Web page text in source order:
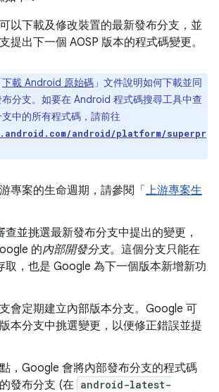
以下載及修改裝置的最新發布分支，並
提出下一個 AOSP 版本的程式碼變更。
下載 Android 原始碼 」文件說明如何下載並同
分支。如要在 Android 程式碼搜尋工具中查
中的所有程式碼，請前往
android/platform/superpr
專案的生命週期，請參閱「上游專案生
查並挑選最新發布分支中提出的變更，
的內部開發分支。這個分支只能在
取，也是 Google 為下一個版本新增新功
會定期建立內部版本分支。Google 可
本分支中挑選變更，以便修正錯誤並提
，Google 會將內部發布分支的程式碼
發布分支 (在 android-latest-